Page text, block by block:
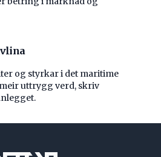
og styrkar i det maritime
uttrygg verd, skriv